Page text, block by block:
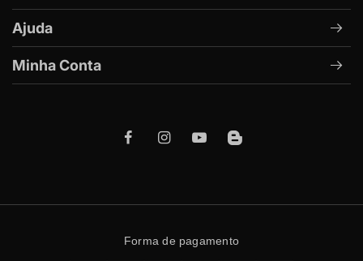
Ajuda
Minha Conta
Forma de pagamento